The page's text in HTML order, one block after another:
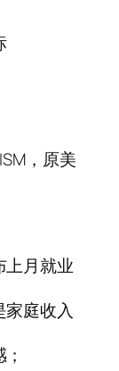
，原美
上月就业
庭收入